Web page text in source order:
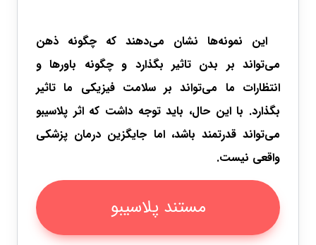
این نمونه‌ها نشان می‌دهند که چگونه ذهن
می‌تواند بر بدن تاثیر بگذارد و چگونه باورها و
انتظارات ما می‌تواند بر سلامت فیزیکی ما تاثیر
بگذارد. با این حال، باید توجه داشت که اثر پلاسیبو
می‌تواند قدرتمند باشد، اما جایگزین درمان پزشکی
واقعی نیست.
مستند پلاسیبو